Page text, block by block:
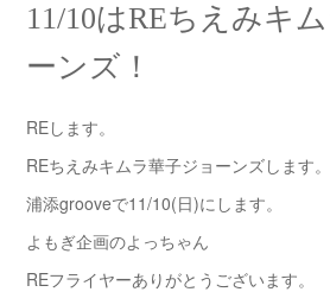
11/10はREちえみキ
ーンズ！
REします。
REちえみキムラ華子ジョーンズします。
浦添grooveで11/10(日)にします。
よもぎ企画のよっちゃん
REフライヤーありがとうございます。